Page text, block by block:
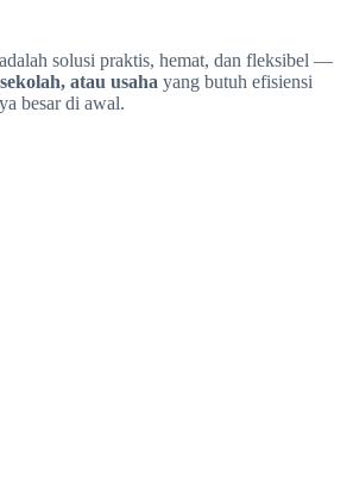
solusi praktis, hemat, dan fleksibel —
atau usaha yang butuh efisiensi
besar di awal.